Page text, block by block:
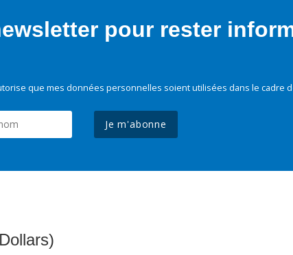
pour rester
que mes données personnelles soient utilisées dans le cadre
Je m'abonne